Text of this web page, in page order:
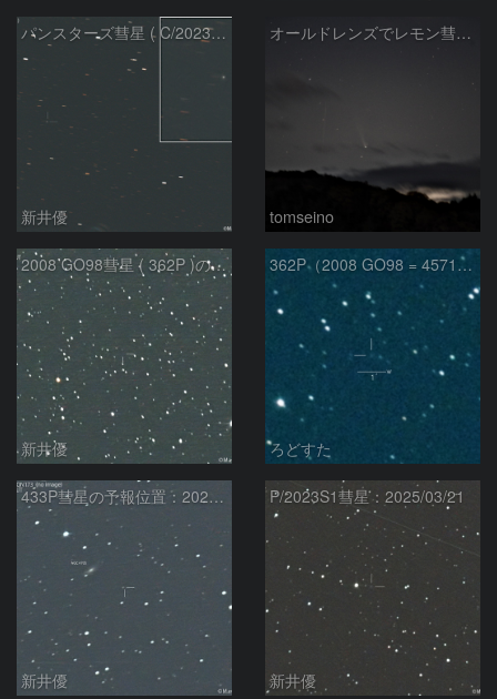
パンスターズ彗星 ( C/2023R1 ) ：2026/05/30
新井優
オールドレンズでレモン彗星11/9
tomseino
2008 GO98彗星 ( 362P )の予報位置：2025/09/25
新井優
362P（2008 GO98 = 457175）
ろどすた
433P彗星の予報位置：2025/05/04
新井優
P/2023S1彗星：2025/03/21
新井優